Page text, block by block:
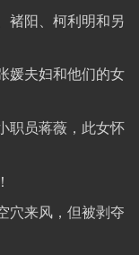
褚阳、柯利明和另
媛夫妇和他们的女
职员蒋薇，此女怀
穴来风，但被剥夺